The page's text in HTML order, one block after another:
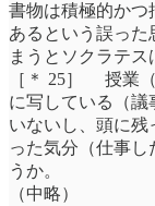
書物は積極的かつ
あるという誤った
まうとソクラテス
［＊ 25］ 授業
に写している（議
いないし、頭に残
った気分（仕事し
うか。
（中略）